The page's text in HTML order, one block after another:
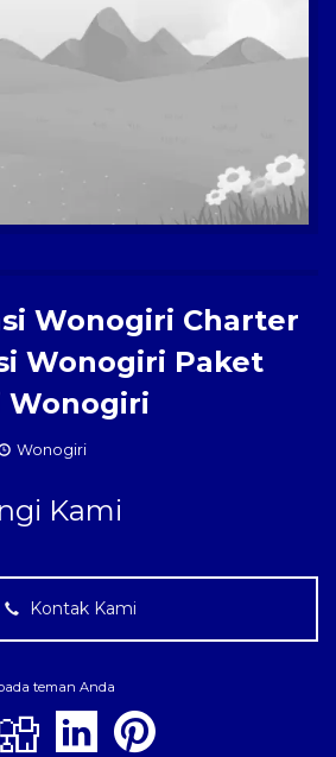
Wonogiri Charter
Wonogiri Paket
Wonogiri
Wonogiri
Kami
Kontak Kami
teman Anda